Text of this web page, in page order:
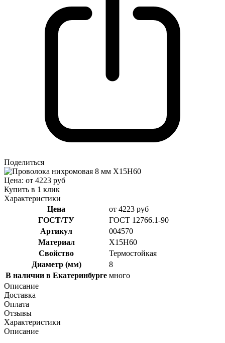
Поделиться
Цена: от 4223 руб
Купить в 1 клик
Характеристики
Цена
от 4223 руб
ГОСТ/ТУ
ГОСТ 12766.1-90
Артикул
004570
Материал
Х15Н60
Свойство
Термостойкая
Диаметр (мм)
8
В наличии в Екатеринбурге много
Описание
Доставка
Оплата
Отзывы
Характеристики
Описание